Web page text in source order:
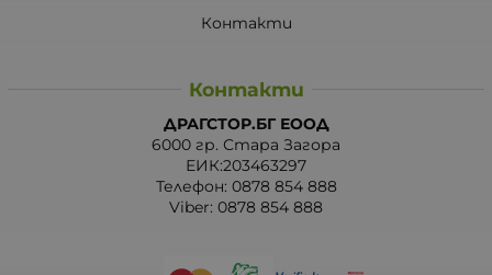
Контакти
Контакти
ДРАГСТОР.БГ ЕООД
6000 гр. Стара Загора
ЕИК:203463297
Телефон: 0878 854 888
Viber: 0878 854 888